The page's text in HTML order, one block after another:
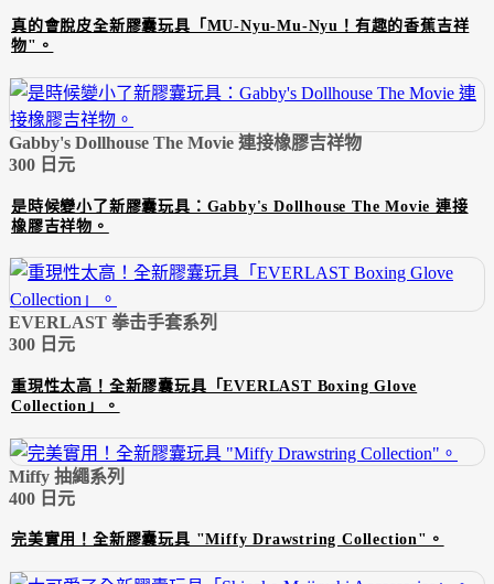
真的會脫皮全新膠囊玩具「MU-Nyu-Mu-Nyu！有趣的香蕉吉祥
物"。
Gabby's Dollhouse The Movie 連接橡膠吉祥物
300 日元
是時候變小了新膠囊玩具：Gabby's Dollhouse The Movie 連接
橡膠吉祥物。
EVERLAST 拳击手套系列
300 日元
重現性太高！全新膠囊玩具「EVERLAST Boxing Glove
Collection」。
Miffy 抽繩系列
400 日元
完美實用！全新膠囊玩具 "Miffy Drawstring Collection"。